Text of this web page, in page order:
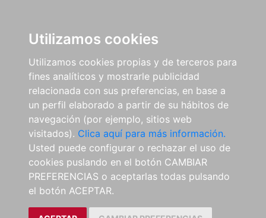
Utilizamos cookies
Utilizamos cookies propias y de terceros para
fines analíticos y mostrarle publicidad
relacionada con sus preferencias, en base a
un perfil elaborado a partir de su hábitos de
navegación (por ejemplo, sitios web
visitados). Clica aquí para más información.
Usted puede configurar o rechazar el uso de
cookies puslando en el botón CAMBIAR
PREFERENCIAS o aceptarlas todas pulsando
el botón ACEPTAR.